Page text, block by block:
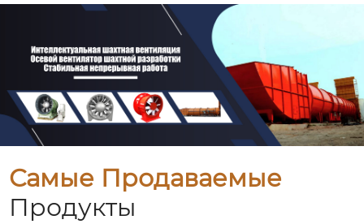
Самые Продаваемые
Продукты